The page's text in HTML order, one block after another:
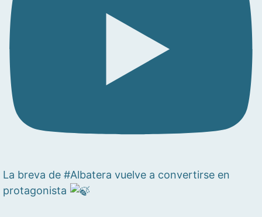
La breva de #Albatera vuelve a convertirse en
protagonista